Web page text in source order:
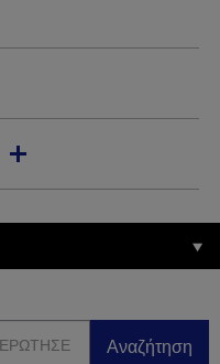
Αναζήτηση